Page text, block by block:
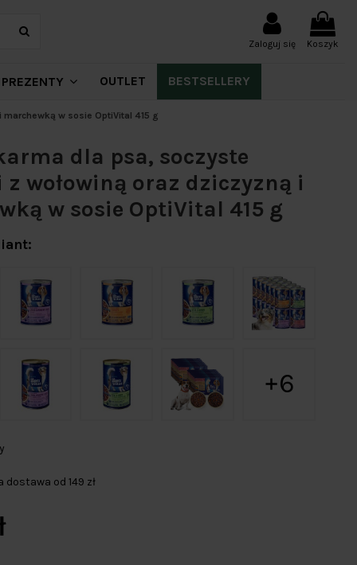
Zaloguj się Koszyk
PREZENTY OUTLET BESTSELLERY
w sosie OptiVital 415 g
dla psa, soczyste
z wołowiną oraz dziczyzną i
w sosie OptiVital 415 g
6
dostawa od 149 zł